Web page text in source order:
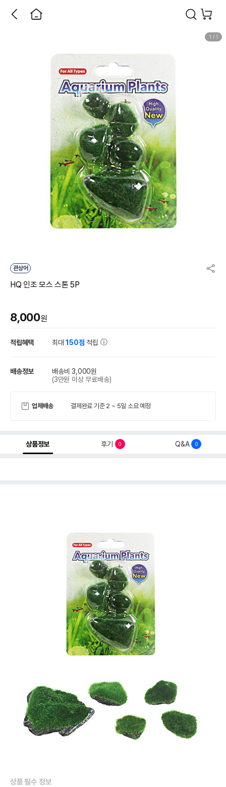
1 / 1
관상어
HQ 인조 모스 스톤 5P
8,000원
적립혜택 최대150점 적립
배송정보
배송비 3,000원
(3만원 이상 무료배송)
업체배송 결제완료 기준 2 ~ 5일 소요 예정
상품정보 후기 0 Q&A 0
상품 필수 정보